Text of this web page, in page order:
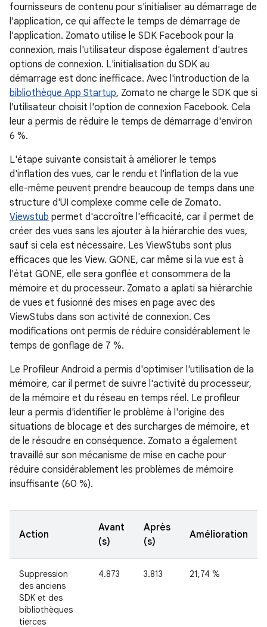
fournisseurs de contenu pour s'initialiser au démarrage de
l'application, ce qui affecte le temps de démarrage de
l'application. Zomato utilise le SDK Facebook pour la
connexion, mais l'utilisateur dispose également d'autres
options de connexion. L'initialisation du SDK au
démarrage est donc inefficace. Avec l'introduction de la
bibliothèque App Startup, Zomato ne charge le SDK que si
l'utilisateur choisit l'option de connexion Facebook. Cela
leur a permis de réduire le temps de démarrage d'environ
6 %.
L'étape suivante consistait à améliorer le temps
d'inflation des vues, car le rendu et l'inflation de la vue
elle-même peuvent prendre beaucoup de temps dans une
structure d'UI complexe comme celle de Zomato.
Viewstub permet d'accroître l'efficacité, car il permet de
créer des vues sans les ajouter à la hiérarchie des vues,
sauf si cela est nécessaire. Les ViewStubs sont plus
efficaces que les View. GONE, car même si la vue est à
l'état GONE, elle sera gonflée et consommera de la
mémoire et du processeur. Zomato a aplati sa hiérarchie
de vues et fusionné des mises en page avec des
ViewStubs dans son activité de connexion. Ces
modifications ont permis de réduire considérablement le
temps de gonflage de 7 %.
Le Profileur Android a permis d'optimiser l'utilisation de la
mémoire, car il permet de suivre l'activité du processeur,
de la mémoire et du réseau en temps réel. Le profileur
leur a permis d'identifier le problème à l'origine des
situations de blocage et des surcharges de mémoire, et
de le résoudre en conséquence. Zomato a également
travaillé sur son mécanisme de mise en cache pour
réduire considérablement les problèmes de mémoire
insuffisante (60 %).
Action
Avant
(s)
Après
(s)
Amélioration
Suppression
des anciens
SDK et des
bibliothèques
tierces
4.873 3.813 21,74 %